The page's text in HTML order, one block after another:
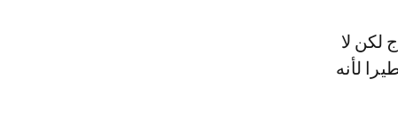
لكن لا
لأنه